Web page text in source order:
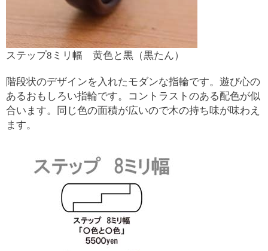
ステップ8ミリ幅 黄色と黒（黒たん）
階段状のデザインを入れたモダンな指輪です。遊び心の
あるおもしろい指輪です。コントラストのある配色が似
合います。同じ色の面積が広いので木の持ち味が味わえ
ます。